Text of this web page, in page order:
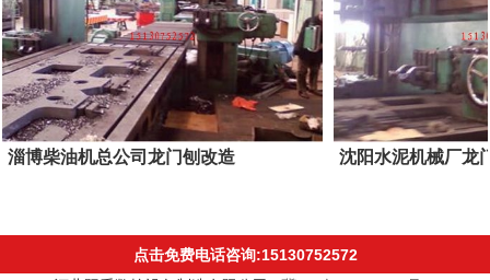
淄博柴油机总公司龙门刨改造 沈阳水泥机械厂龙
点击免费电话咨询:15130752572